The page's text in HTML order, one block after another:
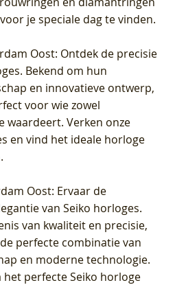
je speciale dag te vinden.
Oost: Ontdek de precisie
Bekend om hun
en innovatieve ontwerp,
voor wie zowel
waardeert. Verken onze
en vind het ideale horloge
Oost: Ervaar de
van Seiko horloges.
van kwaliteit en precisie,
perfecte combinatie van
en moderne technologie.
het perfecte Seiko horloge